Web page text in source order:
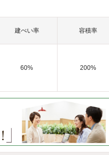
建ぺい率 容積率
60%
200%